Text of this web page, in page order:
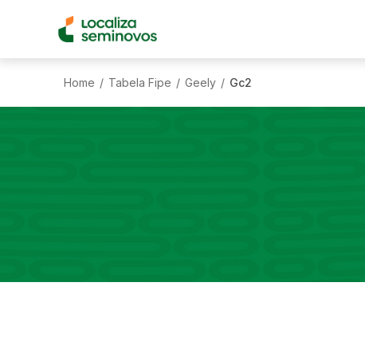
Home / Tabela Fipe / Geely / Gc2